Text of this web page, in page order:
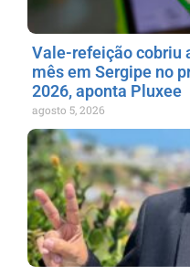
Vale-refeição cobriu
mês em Sergipe no
2026, aponta Pluxee
agosto 5, 2026